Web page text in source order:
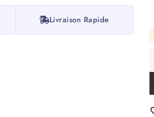
Livraison Rapide